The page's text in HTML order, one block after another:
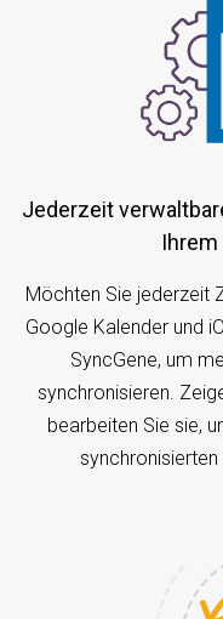
Jederzeit verwaltbarer und zugänglicher Kalender in
Ihrem
Möchten Sie jederzeit
Google Kalender und
SyncGene, um
synchronisieren.
bearbeiten Sie sie,